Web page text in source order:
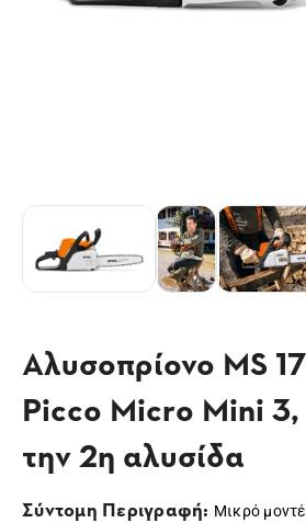
Αλυσοπρίονο MS
Picco Micro Mini
την 2η αλυσίδα
Σύντομη Περιγραφή: Μικρό